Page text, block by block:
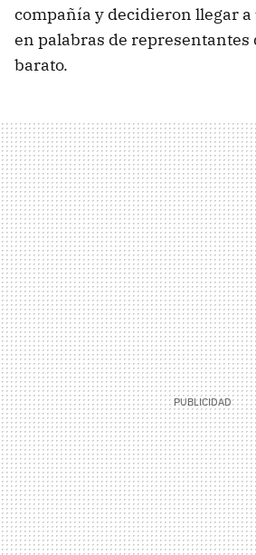
compañía y decidieron llegar a
en palabras de representantes
barato.